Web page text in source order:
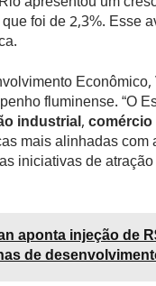
foi de 2,3%. Esse
fluminense. “O
industrial,
mais alinhadas
iniciativas de
aponta injeção de
de